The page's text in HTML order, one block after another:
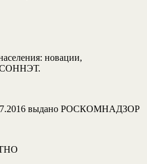
новации,
СОННЭТ.
выдано РОСКОМНАДЗОР